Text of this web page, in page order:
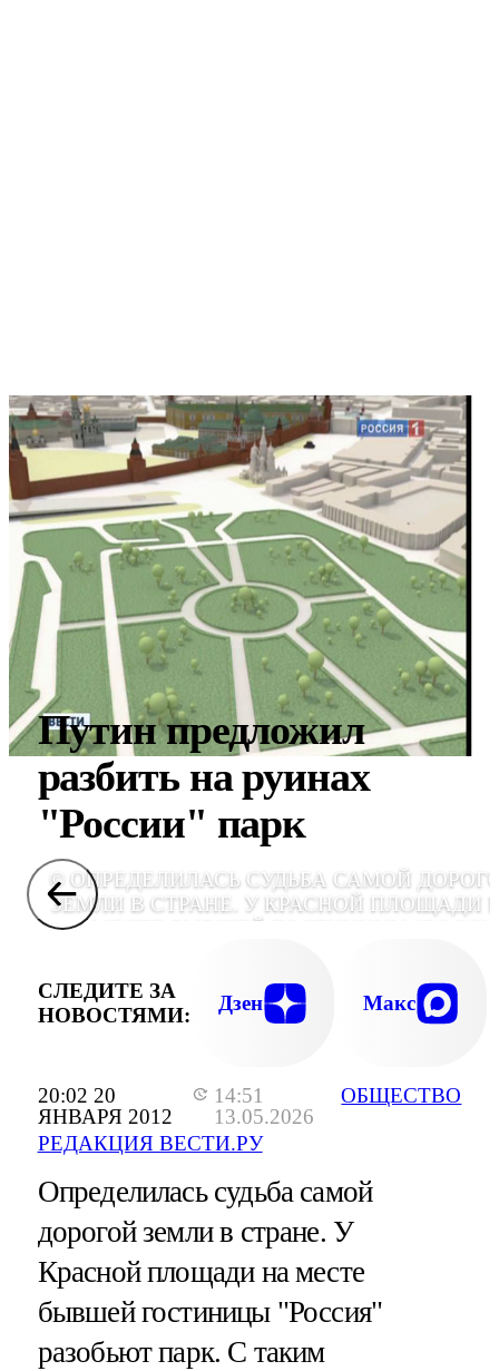
20:02 20
ЯНВАРЯ 2012
14:51
13.05.2026
РЕДАКЦИЯ ВЕСТИ.РУ
ОБЩЕСТВО
Путин предложил
разбить на руинах
"России" парк
© ОПРЕДЕЛИЛАСЬ СУДЬБА САМОЙ
ЗЕМЛИ В СТРАНЕ. У КРАСНОЙ ПЛОЩАДИ
МЕСТЕ БЫВШЕЙ ГОСТИНИЦЫ
ОСМОТРЕВ ПЛОЩАДКУ,
ВЛАДИМИР
СЛЕДИТЕ ЗА
НОВОСТЯМИ:
Дзен Макс
Определилась судьба самой
дорогой земли в стране. У
Красной площади на месте
бывшей гостиницы "Россия"
разобьют парк. С таким